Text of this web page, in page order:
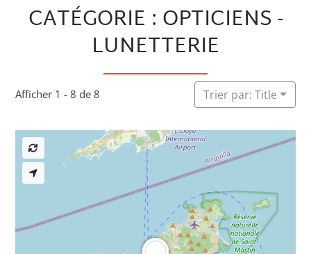
CATÉGORIE : OPTICIENS -
LUNETTERIE
Afficher 1 - 8 de 8 Trier par: Title